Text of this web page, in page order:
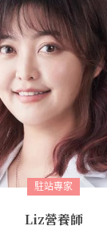
駐站專家
Liz營養師